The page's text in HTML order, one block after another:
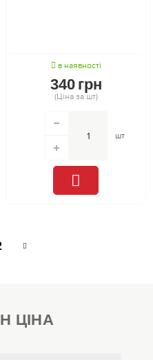
в наявності
340 грн
(Ціна за шт)
шт
ЦІНА